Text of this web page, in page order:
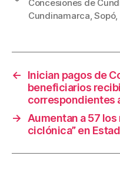
b
o
k
st
Concesiones de
Cundinamarca,Sopó,
←
Inician pagos de
beneficiarios
correspondientes
→
Aumentan a 57
ciclónica” en